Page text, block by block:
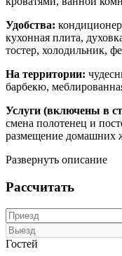
Удобства:
кухонная плита,
тостер, холодильник,
На территории:
барбекю,
Услуги (включены в
смена полотенец и
размещение домашних
Развернуть описание
Рассчитать
Гостей